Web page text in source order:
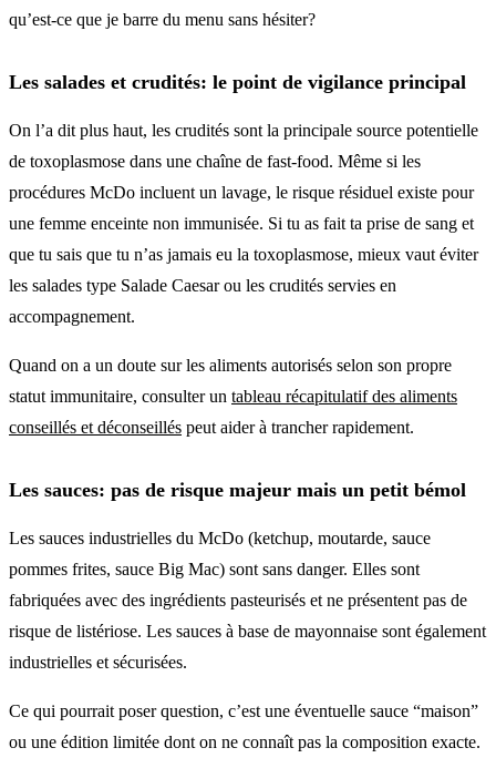
qu’est-ce que je barre du menu sans hésiter?
Les salades et crudités: le point de vigilance principal
On l’a dit plus haut, les crudités sont la principale source potentielle
de toxoplasmose dans une chaîne de fast-food. Même si les
procédures McDo incluent un lavage, le risque résiduel existe pour
une femme enceinte non immunisée. Si tu as fait ta prise de sang et
que tu sais que tu n’as jamais eu la toxoplasmose, mieux vaut éviter
les salades type Salade Caesar ou les crudités servies en
accompagnement.
Quand on a un doute sur les aliments autorisés selon son propre
statut immunitaire, consulter un tableau récapitulatif des aliments
conseillés et déconseillés peut aider à trancher rapidement.
Les sauces: pas de risque majeur mais un petit bémol
Les sauces industrielles du McDo (ketchup, moutarde, sauce
pommes frites, sauce Big Mac) sont sans danger. Elles sont
fabriquées avec des ingrédients pasteurisés et ne présentent pas de
risque de listériose. Les sauces à base de mayonnaise sont également
industrielles et sécurisées.
Ce qui pourrait poser question, c’est une éventuelle sauce “maison”
ou une édition limitée dont on ne connaît pas la composition exacte.